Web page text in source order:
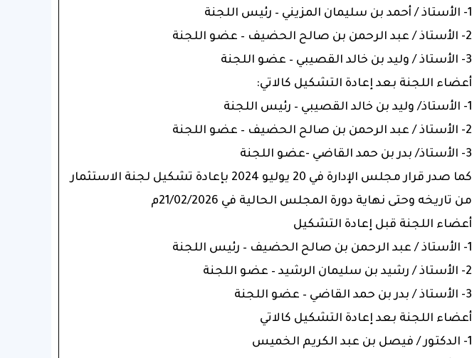
1- الأستاذ / أحمد بن سليمان المزيني – رئيس اللجنة
2- الأستاذ / عبد الرحمن بن صالح الحضيف – عضو اللجنة
3- الأستاذ / وليد بن خالد القصيبي – عضو اللجنة
أعضاء اللجنة بعد إعادة التشكيل كالاتي:
1- الأستاذ/ وليد بن خالد القصيبي – رئيس اللجنة
2- الأستاذ / عبد الرحمن بن صالح الحضيف – عضو اللجنة
3- الأستاذ/ بدر بن حمد القاضي -عضو اللجنة
كما صدر قرار مجلس الإدارة في 20 يوليو 2024 بإعادة تشكيل لجنة الاستثمار
من تاريخه وحتى نهاية دورة المجلس الحالية في 21/02/2026م
أعضاء اللجنة قبل إعادة التشكيل
1- الأستاذ / عبد الرحمن بن صالح الحضيف – رئيس اللجنة
2- الأستاذ / رشيد بن سليمان الرشيد – عضو اللجنة
3- الأستاذ / بدر بن حمد القاضي – عضو اللجنة
أعضاء اللجنة بعد إعادة التشكيل كالاتي
1- الدكتور / فيصل بن عبد الكريم الخميس